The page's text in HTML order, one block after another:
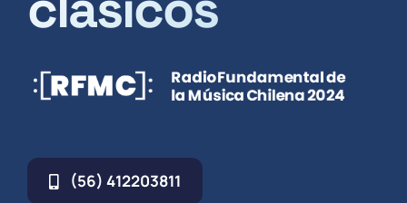
(56) 412203811